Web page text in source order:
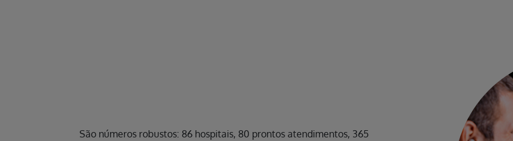
São números robustos: 86 hospitais, 80 prontos atendimentos, 365